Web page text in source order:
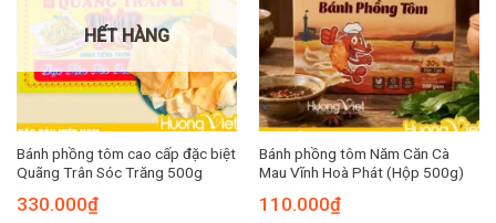
HẾT HÀNG
Bánh phồng tôm cao cấp đặc biệt
Quãng Trân Sóc Trăng 500g
330.000₫
Bánh phồng tôm Năm Căn Cà
Mau Vĩnh Hoà Phát (Hộp 500g)
110.000₫